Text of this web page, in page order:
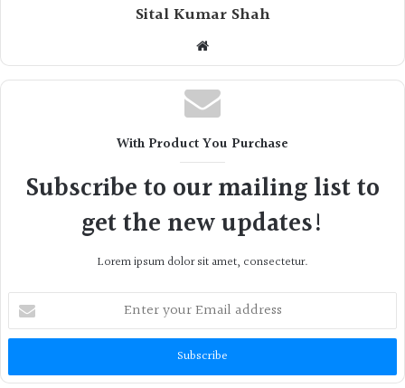
Sital Kumar Shah
Website
With Product You Purchase
Subscribe to our mailing list to
get the new updates!
Lorem ipsum dolor sit amet, consectetur.
your
Email